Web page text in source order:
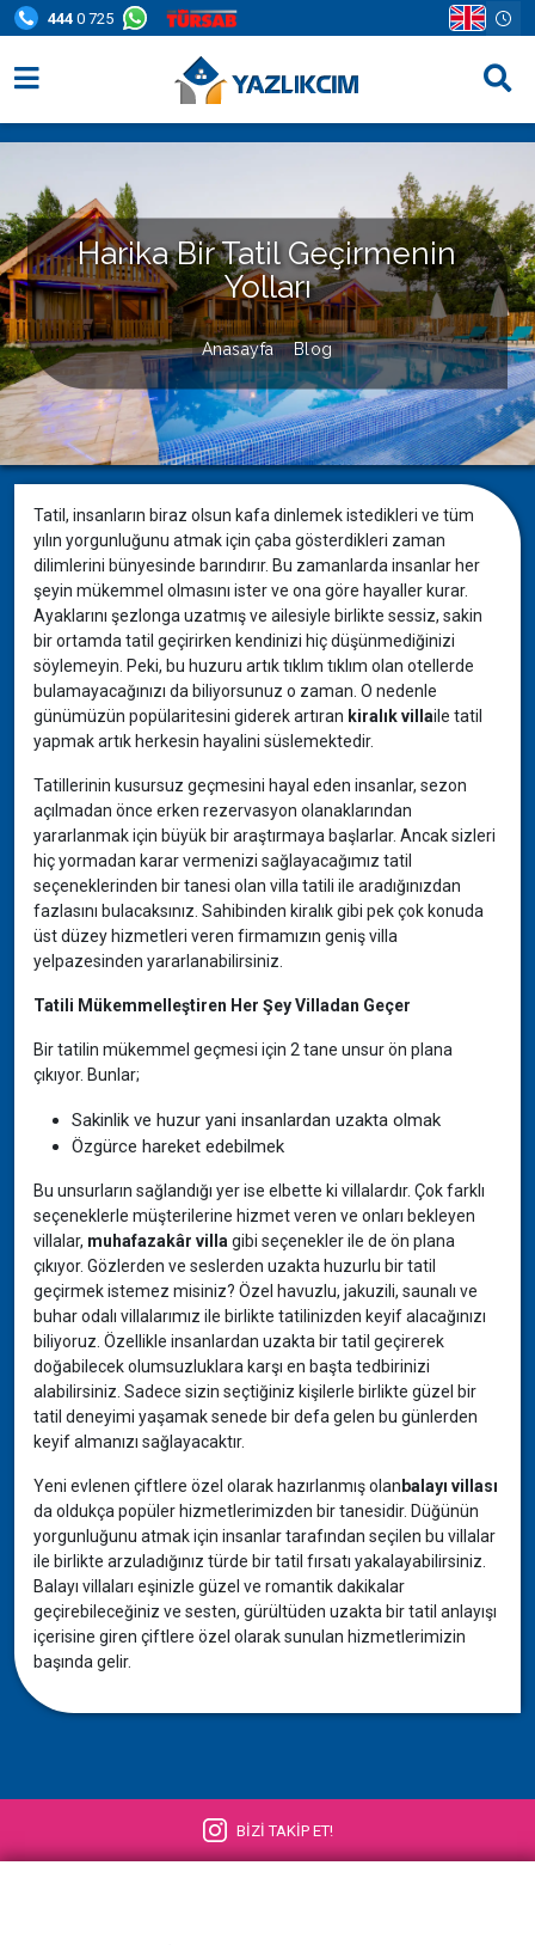
444 0 725
Villa Seçenekleri
Bölgeler
Fırsatlar
Bilgi Sayfaları
Blog
İletişim
Harika Bir Tatil Geçirmenin
Yolları
Anasayfa Blog
Tatil, insanların biraz olsun kafa dinlemek istedikleri ve tüm
yılın yorgunluğunu atmak için çaba gösterdikleri zaman
dilimlerini bünyesinde barındırır. Bu zamanlarda insanlar her
şeyin mükemmel olmasını ister ve ona göre hayaller kurar.
Ayaklarını şezlonga uzatmış ve ailesiyle birlikte sessiz, sakin
bir ortamda tatil geçirirken kendinizi hiç düşünmediğinizi
söylemeyin. Peki, bu huzuru artık tıklım tıklım olan otellerde
bulamayacağınızı da biliyorsunuz o zaman. O nedenle
günümüzün popülaritesini giderek artıran kiralık villaile tatil
yapmak artık herkesin hayalini süslemektedir.
Tatillerinin kusursuz geçmesini hayal eden insanlar, sezon
açılmadan önce erken rezervasyon olanaklarından
yararlanmak için büyük bir araştırmaya başlarlar. Ancak sizleri
hiç yormadan karar vermenizi sağlayacağımız tatil
seçeneklerinden bir tanesi olan villa tatili ile aradığınızdan
fazlasını bulacaksınız. Sahibinden kiralık gibi pek çok konuda
üst düzey hizmetleri veren firmamızın geniş villa
yelpazesinden yararlanabilirsiniz.
Tatili Mükemmelleştiren Her Şey Villadan Geçer
Bir tatilin mükemmel geçmesi için 2 tane unsur ön plana
çıkıyor. Bunlar;
Sakinlik ve huzur yani insanlardan uzakta olmak
Özgürce hareket edebilmek
Bu unsurların sağlandığı yer ise elbette ki villalardır. Çok farklı
seçeneklerle müşterilerine hizmet veren ve onları bekleyen
villalar, muhafazakâr villa gibi seçenekler ile de ön plana
çıkıyor. Gözlerden ve seslerden uzakta huzurlu bir tatil
geçirmek istemez misiniz? Özel havuzlu, jakuzili, saunalı ve
buhar odalı villalarımız ile birlikte tatilinizden keyif alacağınızı
biliyoruz. Özellikle insanlardan uzakta bir tatil geçirerek
doğabilecek olumsuzluklara karşı en başta tedbirinizi
alabilirsiniz. Sadece sizin seçtiğiniz kişilerle birlikte güzel bir
tatil deneyimi yaşamak senede bir defa gelen bu günlerden
keyif almanızı sağlayacaktır.
Yeni evlenen çiftlere özel olarak hazırlanmış olan balayı villası
da oldukça popüler hizmetlerimizden bir tanesidir. Düğünün
yorgunluğunu atmak için insanlar tarafından seçilen bu villalar
ile birlikte arzuladığınız türde bir tatil fırsatı yakalayabilirsiniz.
Balayı villaları eşinizle güzel ve romantik dakikalar
geçirebileceğiniz ve sesten, gürültüden uzakta bir tatil anlayışı
içerisine giren çiftlere özel olarak sunulan hizmetlerimizin
başında gelir.
BİZİ TAKİP ET!